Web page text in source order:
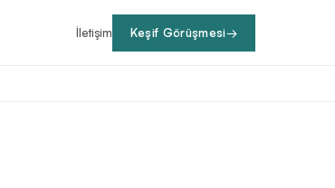
İletişim Keşif Görüşmesi→